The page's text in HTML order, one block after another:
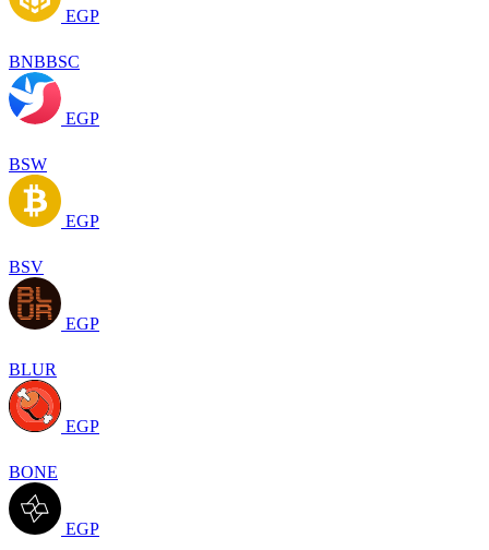
EGP
BNBBSC
EGP
BSW
EGP
BSV
EGP
BLUR
EGP
BONE
EGP